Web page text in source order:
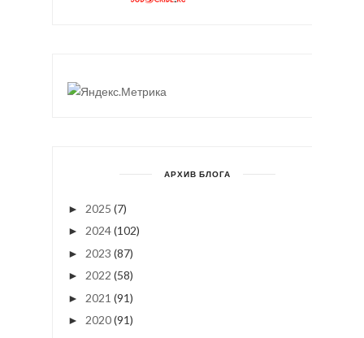
АРХИВ БЛОГА
► 2025 (7)
► 2024(102)
► 2023 (87)
► 2022 (58)
► 2021 (91)
► 2020(91)